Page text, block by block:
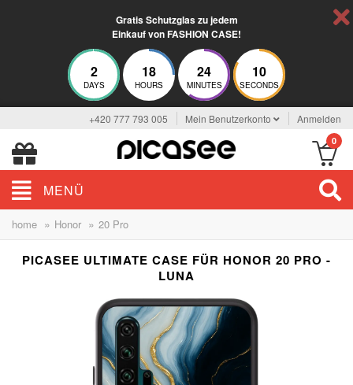
Gratis Schutzglas zu jedem
Einkauf von FASHION CASE!
2
DAYS
18
HOURS
24
MINUTES
9
SECONDS
+420 777 793 005 Mein Benutzerkonto Anmelden
0
MENÜ
home » Honor » 20 Pro
PICASEE ULTIMATE CASE FÜR HONOR 20 PRO -
LUNA